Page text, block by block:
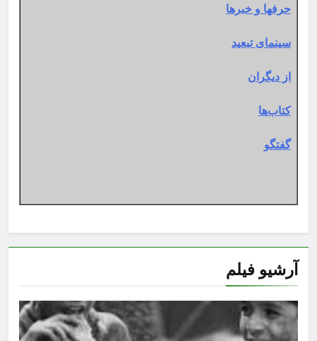
حرفها و خبرها
سینمای تبعید
از دیگران
کتاب‌ها
گفتگو
آرشیو فیلم